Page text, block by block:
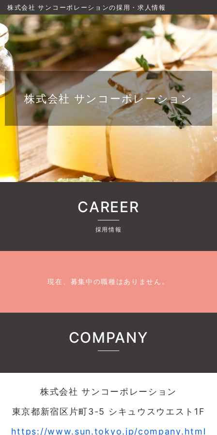
株式会社 サンコーポレーションの採用・求人情報
株式会社 サンコーポレーション
CAREER
採用情報
現在、募集中の職種はありません。
COMPANY
株式会社 サンコーポレーション
東京都新宿区片町3-5 シキュウスウエスト1F
https://www.sun.tokyo.jp/company.html